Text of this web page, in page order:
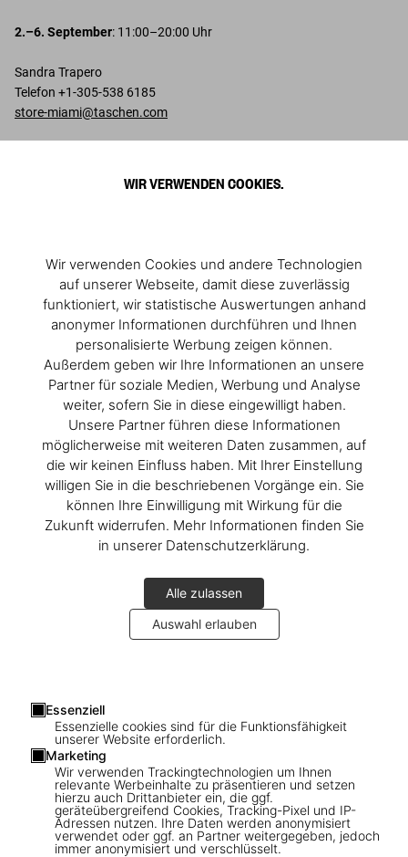
WIR VERWENDEN COOKIES.
Wir verwenden Cookies und andere Technologien
auf unserer Webseite, damit diese zuverlässig
funktioniert, wir statistische Auswertungen anhand
anonymer Informationen durchführen und Ihnen
personalisierte Werbung zeigen können.
Außerdem geben wir Ihre Informationen an unsere
Partner für soziale Medien, Werbung und Analyse
weiter, sofern Sie in diese eingewilligt haben.
Unsere Partner führen diese Informationen
möglicherweise mit weiteren Daten zusammen, auf
die wir keinen Einfluss haben. Mit Ihrer Einstellung
willigen Sie in die beschriebenen Vorgänge ein. Sie
können Ihre Einwilligung mit Wirkung für die
Zukunft widerrufen. Mehr Informationen finden Sie
in unserer Datenschutzerklärung.
Alle zulassen
Auswahl erlauben
Essenziell
Essenzielle cookies sind für die Funktionsfähigkeit
unserer Website erforderlich.
Marketing
Wir verwenden Trackingtechnologien um Ihnen
relevante Werbeinhalte zu präsentieren und setzen
hierzu auch Drittanbieter ein, die ggf.
geräteübergreifend Cookies, Tracking-Pixel und IP-
Adressen nutzen. Ihre Daten werden anonymisiert
verwendet oder ggf. an Partner weitergegeben, jedoch
immer anonymisiert und verschlüsselt.
2.–6. September: 11:00–20:00 Uhr
Sandra Trapero
Telefon +1-305-538 6185
store-miami@taschen.com
Herzog & de Meuron buildingon Lincoln Road, it
Mehr entdecken